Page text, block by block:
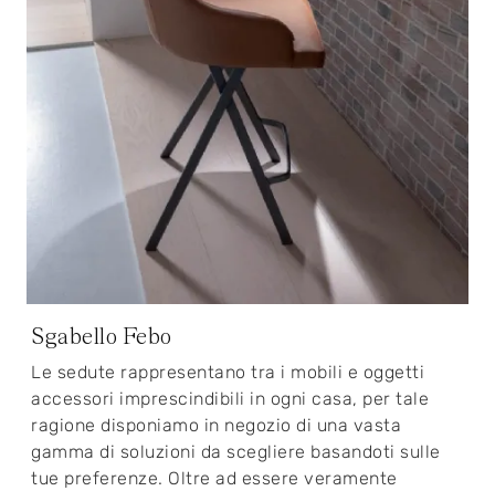
Sgabello Febo
Le sedute rappresentano tra i mobili e oggetti
accessori imprescindibili in ogni casa, per tale
ragione disponiamo in negozio di una vasta
gamma di soluzioni da scegliere basandoti sulle
tue preferenze. Oltre ad essere veramente